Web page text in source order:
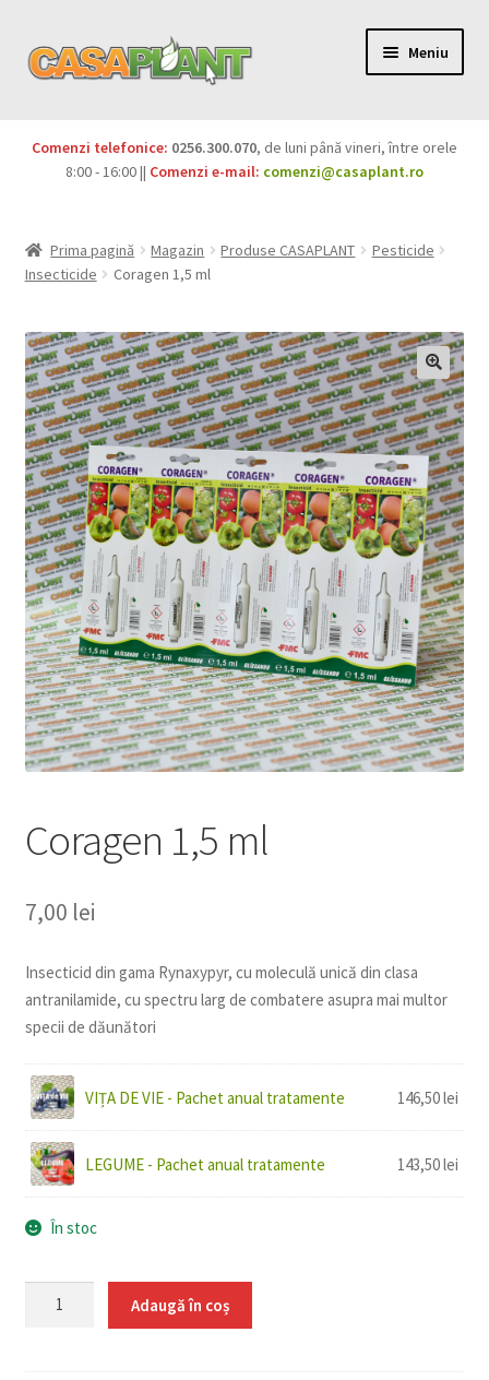
Meniu
Pesticide
copil
Produse BIO
Igienă publică
Casa și grădina
Extinde
meniul
copil
Sere și solarii
Extinde
meniul
copil
Comenzi telefonice: 0256.300.070, de luni până vineri, între orele
8:00 - 16:00 || Comenzi e-mail: comenzi@casaplant.ro
Prima pagină Magazin Produse CASAPLANT
Pesticide
Insecticide
Coragen 1,5 ml
Coragen 1,5 ml
7,00 lei
Insecticid din gama Rynaxypyr, cu moleculă unică din clasa
antranilamide, cu spectru larg de combatere asupra mai multor
specii de dăunători
VIȚA DE VIE - Pachet anual tratamente 146,50lei
LEGUME - Pachet anual tratamente 143,50lei
În stoc
Cantitate
Adaugă în coș